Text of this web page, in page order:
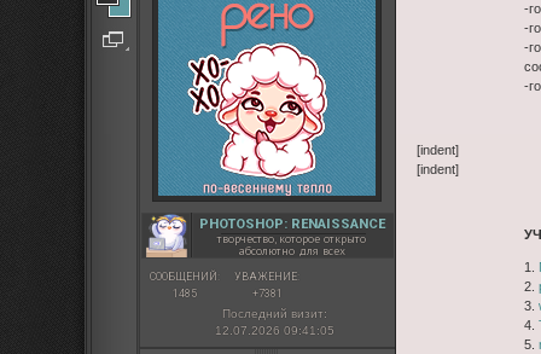
PHOTOSHOP: RENAISSANCE
творчество, которое открыто
абсолютно для всех
СООБЩЕНИЙ:
1485
УВАЖЕНИЕ:
+7381
Последний визит:
12.07.2026 09:41:05
-
-
-
-
[indent]
[indent]
1.
2.
3.
4.
5.